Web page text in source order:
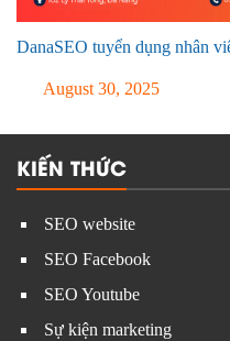
DanaSEO tuyển dụng nhân
August 30, 2025
KIẾN THỨC
SEO website
SEO Facebook
SEO Youtube
Sự kiện marketing